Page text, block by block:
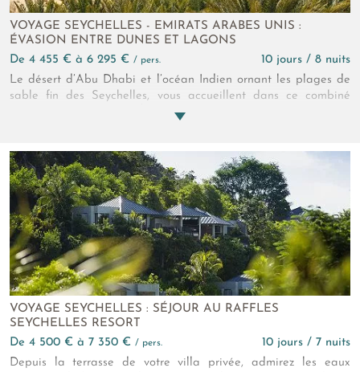
VOYAGE SEYCHELLES - EMIRATS ARABES UNIS :
ÉVASION ENTRE DUNES ET LAGONS
de 4 455 € à 6 295 € / pers.
10 jours / 8 nuits
Le désert d’Abu Dhabi et l’océan Indien ornant les plages de
sable fin des Seychelles, vous accueillent dans ce combiné
entre dunes et lagons. Évadez-vous au soleil lors de ce séjour
VOYAGE SEYCHELLES : SÉJOUR AU RAFFLES
SEYCHELLES RESORT
de 4 500 € à 7 350 € / pers.
10 jours / 7 nuits
Depuis la terrasse de votre villa privée, admirez les eaux